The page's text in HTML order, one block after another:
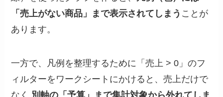
「売上がない商品」まで表示されてしまう ことが
あります。
一方で、凡例を整理するために「売上 > 0」のフ
ィルターをワークシートにかけると、売上だけで